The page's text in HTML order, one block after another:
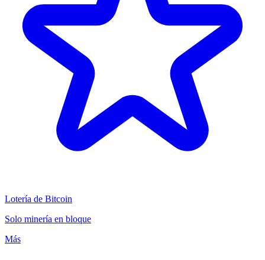
Lotería de Bitcoin
Solo minería en bloque
Más